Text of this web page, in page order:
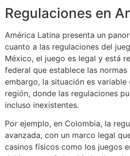
Regulaciones en
América Latina presenta un
cuanto a las regulaciones del
México, el juego es legal y está
federal que establece las normas
embargo, la situación es variable
región, donde las regulaciones
incluso inexistentes.
Por ejemplo, en Colombia, la
avanzada, con un marco legal
casinos físicos como los juegos